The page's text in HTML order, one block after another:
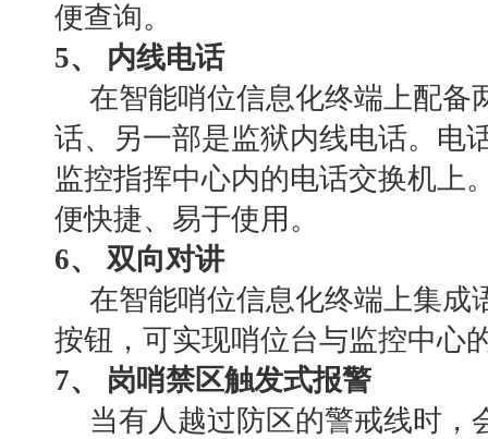
便查询。
5、 内线电话
在智能哨位信息化终端上配备
话、另一部是监狱内线电话。电
监控指挥中心内的电话交换机上
便快捷、易于使用。
6、 双向对讲
在智能哨位信息化终端上集成
按钮，可实现哨位台与监控中心
7、 岗哨禁区触发式报警
当有人越过防区的警戒线时，